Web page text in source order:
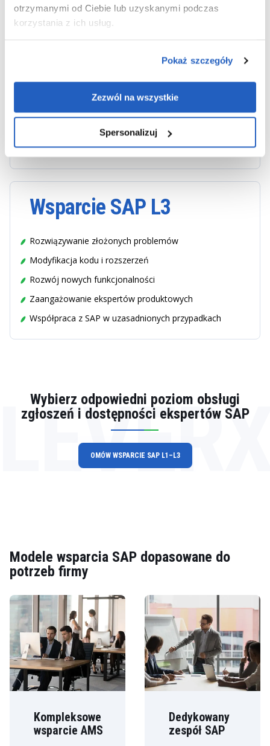
otrzymanymi od Ciebie lub uzyskanymi podczas
korzystania z ich usług.
Pokaż szczegóły
Zezwól na wszystkie
Spersonalizuj
Wsparcie SAP L2
Analiza problemów funkcjonalnych i technicznych
Analiza przyczyn powtarzających się problemów
Współpraca z zespołami biznesowymi i technicznymi
Wsparcie SAP L3
Rozwiązywanie złożonych problemów
Modyfikacja kodu i rozszerzeń
Rozwój nowych funkcjonalności
Zaangażowanie ekspertów produktowych
Współpraca z SAP w uzasadnionych przypadkach
Wybierz odpowiedni poziom obsługi
zgłoszeń i dostępności ekspertów SAP
OMÓW WSPARCIE SAP L1–L3
Modele wsparcia SAP dopasowane do
potrzeb firmy
Kompleksowe
wsparcie AMS
Dedykowany
zespół SAP